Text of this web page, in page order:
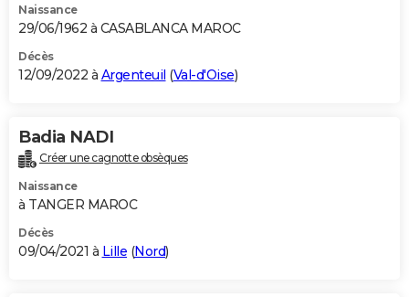
Naissance
29/06/1962 à CASABLANCA MAROC
Décès
12/09/2022 à Argenteuil (Val-d'Oise)
Badia NADI
Créer une cagnotte obsèques
Naissance
à TANGER MAROC
Décès
09/04/2021 à Lille (Nord)